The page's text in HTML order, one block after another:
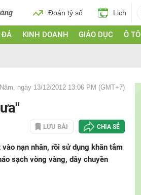
Đoán tỷ số Lịch
ĐÁ KINH DOANH GIÁO DỤC Ô TÔ
ngày 13/12/2012 13:06 PM (GMT+7)
LƯU BÀI CHIA SẺ
nạn nhân, rồi sử dụng khăn tắm
sạch vòng vàng, dây chuyền